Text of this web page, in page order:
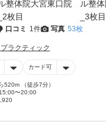
口コミ 1件 写真 53枚
ラクティック
カード可
520m （徒歩7分）
〜20:00